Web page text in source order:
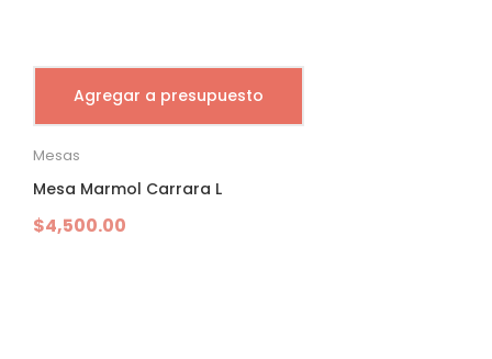
Agregar a presupuesto
Mesas
Mesa Marmol Carrara L
$4,500.00